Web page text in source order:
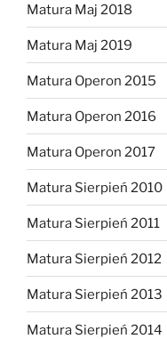
Matura Maj 2018
Matura Maj 2019
Matura Operon 2015
Matura Operon 2016
Matura Operon 2017
Matura Sierpień 2010
Matura Sierpień 2011
Matura Sierpień 2012
Matura Sierpień 2013
Matura Sierpień 2014